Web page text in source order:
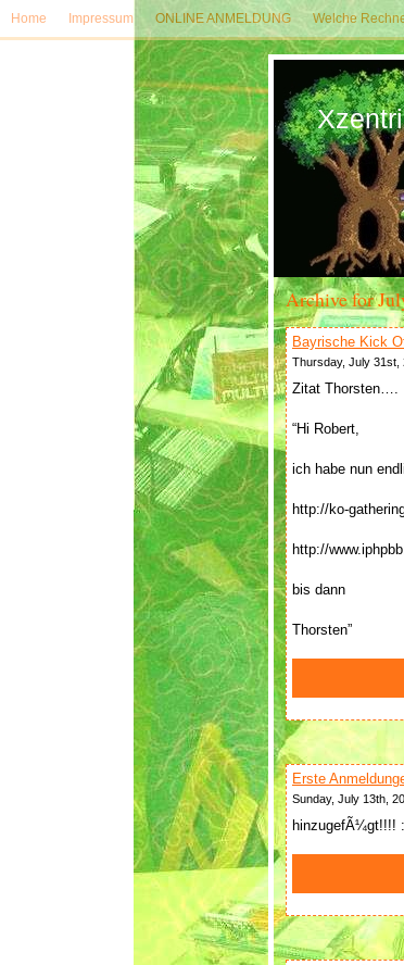
Home Impressum ONLINE ANMELDUNG Welche
Archive for
Bayrische Kick
Thursday, July 31st,
Zitat Thorsten….
“Hi Robert,
ich habe nun
http://ko-
http://
bis dann
Thorsten”
Erste
Sunday, July 13th,
hinzugefÃ¼gt!!!!